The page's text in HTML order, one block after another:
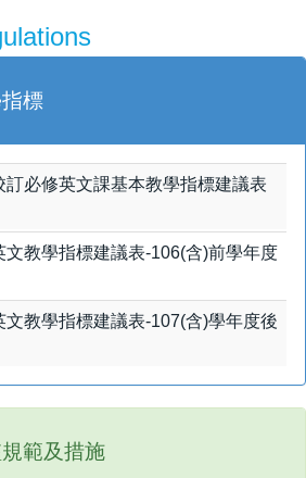
標
訂必修英文課基本教學指標建議表
文教學指標建議表-106(含)前學年度
文教學指標建議表-107(含)學年度後
範及措施